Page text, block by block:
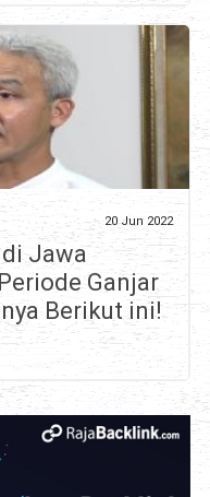
20 Jun 2022
Jawa
Ganjar
Berikut ini!